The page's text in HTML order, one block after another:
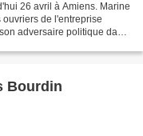
26 avril à Amiens. Marine
de l'entreprise
adversaire politique dans
Bourdin